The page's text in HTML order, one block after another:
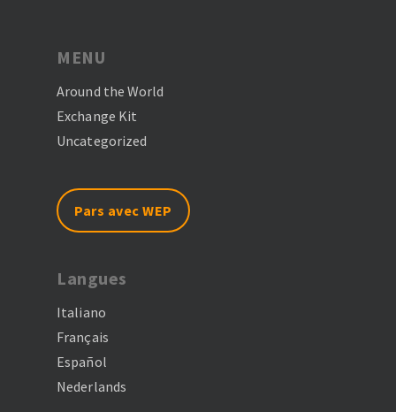
MENU
Around the World
Exchange Kit
Uncategorized
Pars avec WEP
Langues
Italiano
Français
Español
Nederlands